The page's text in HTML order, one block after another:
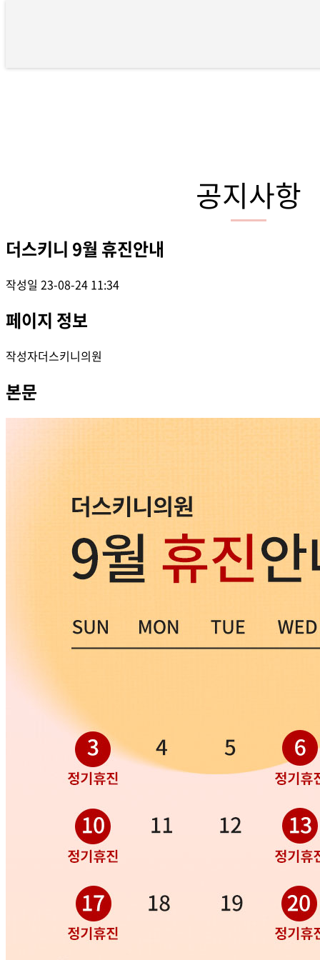
공지사항
더스키니 9월 휴진안내
작성일 23-08-24 11:34
페이지 정보
작성자더스키니의원
본문